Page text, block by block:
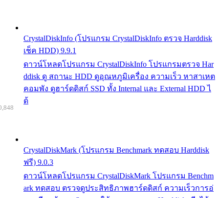
CrystalDiskInfo (โปรแกรม CrystalDiskInfo ตรวจ Harddisk
เช็ค HDD) 9.9.1
ดาวน์โหลดโปรแกรม CrystalDiskInfo โปรแกรมตรวจ Har
ddisk ดู สถานะ HDD ดูอุณหภูมิเครื่อง ความเร็ว หาสาเหต
คอมพัง ดูฮาร์ดดิสก์ SSD ทั้ง Internal และ External HDD ไ
ด้
CrystalDiskMark (โปรแกรม Benchmark ทดสอบ Harddisk
ฟรี) 9.0.3
ดาวน์โหลดโปรแกรม CrystalDiskMark โปรแกรม Benchm
ark ทดสอบ ตรวจดูประสิทธิภาพฮาร์ดดิสก์ ความเร็วการอ่